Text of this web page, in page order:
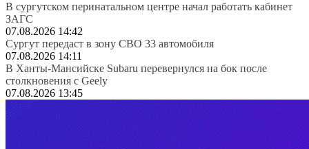
В сургутском перинатальном центре начал работать кабинет
ЗАГС
07.08.2026 14:42
Сургут передаст в зону СВО 33 автомобиля
07.08.2026 14:11
В Ханты-Мансийске Subaru перевернулся на бок после
столкновения с Geely
07.08.2026 13:45